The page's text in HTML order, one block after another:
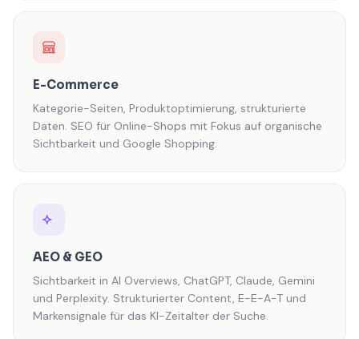
E-Commerce
Kategorie-Seiten, Produktoptimierung, strukturierte
Daten. SEO für Online-Shops mit Fokus auf organische
Sichtbarkeit und Google Shopping.
AEO & GEO
Sichtbarkeit in AI Overviews, ChatGPT, Claude, Gemini
und Perplexity. Strukturierter Content, E-E-A-T und
Markensignale für das KI-Zeitalter der Suche.